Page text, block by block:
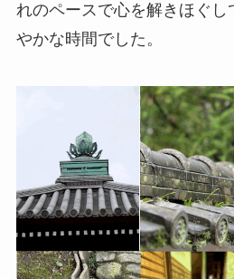
れのペースで心を解きほぐ
やかな時間でした。